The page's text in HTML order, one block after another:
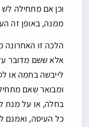
וכן אם מתחילה
ממנה, באופן זה
הלכה זו האחרונה
אלא ששם מדובר
לייבשה בחמה או
ומבואר שאם
בחלה, או על מנת
כל העיסה, ואמנם